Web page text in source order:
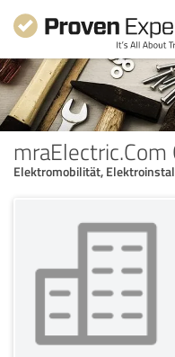
mraElectric.Com
Elektromobilität,